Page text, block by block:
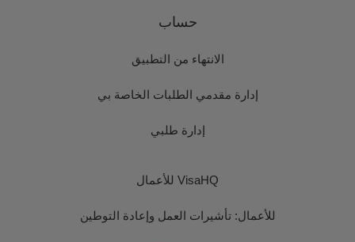
حساب
الانتهاء من التطبيق
إدارة مقدمي الطلبات الخاصة بي
إدارة طلبي
VisaHQ للأعمال
للأعمال: تأشيرات العمل وإعادة التوطين